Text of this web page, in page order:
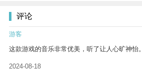
评论
游客
这款游戏的音乐非常优美，听了让人心旷神怡。
2024-08-18